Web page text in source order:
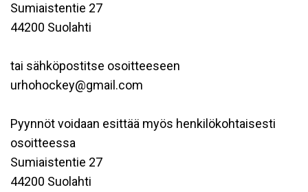
Sumiaistentie 27
44200 Suolahti
tai sähköpostitse osoitteeseen
urhohockey@gmail.com
Pyynnöt voidaan esittää myös henkilökohtaisesti
osoitteessa
Sumiaistentie 27
44200 Suolahti